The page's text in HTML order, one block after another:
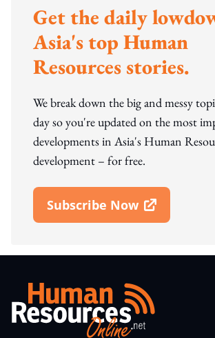
Get the daily
Asia's top Human
Resources stories.
We break down the big and messy
day so you're updated on the most
developments in Asia's Human
development – for free.
Subscribe Now
Open In New Window